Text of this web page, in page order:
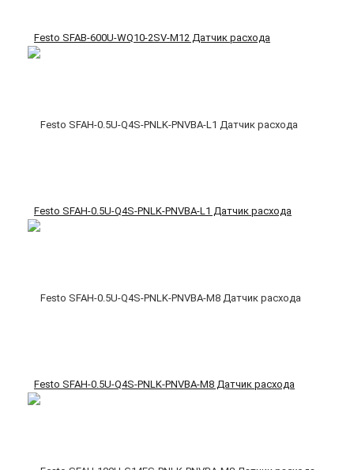
Festo SFAB-600U-WQ10-2SV-M12 Датчик расхода
Festo SFAH-0.5U-Q4S-PNLK-PNVBA-L1 Датчик расхода
Festo SFAH-0.5U-Q4S-PNLK-PNVBA-M8 Датчик расхода